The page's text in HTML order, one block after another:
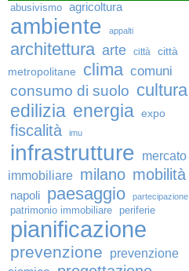
abusivismo agricoltura
ambiente appalti
architettura arte città
città
metropolitane
clima comuni
consumo di suolo cultura
edilizia energia expo
fiscalità imu
infrastrutture
mercato
immobiliare milano mobilità
napoli paesaggio partecipazione
patrimonio immobiliare periferie
pianificazione
prevenzione
prevenzione